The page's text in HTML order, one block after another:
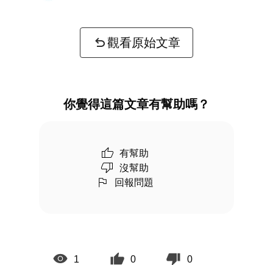
觀看原始文章
你覺得這篇文章有幫助嗎？
有幫助
沒幫助
回報問題
1 0 0